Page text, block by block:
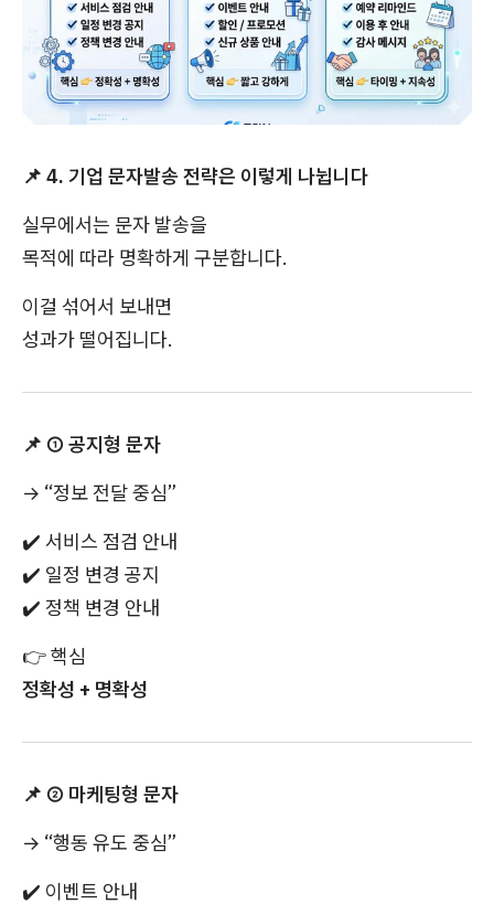
📌 4. 기업 문자발송 전략은 이렇게 나뉩니다
실무에서는 문자 발송을
목적에 따라 명확하게 구분합니다.
이걸 섞어서 보내면
성과가 떨어집니다.
📌 ① 공지형 문자
→ “정보 전달 중심”
✔️ 서비스 점검 안내
✔️ 일정 변경 공지
✔️ 정책 변경 안내
👉핵심
정확성 + 명확성
📌 ② 마케팅형 문자
→ “행동 유도 중심”
✔️ 이벤트 안내